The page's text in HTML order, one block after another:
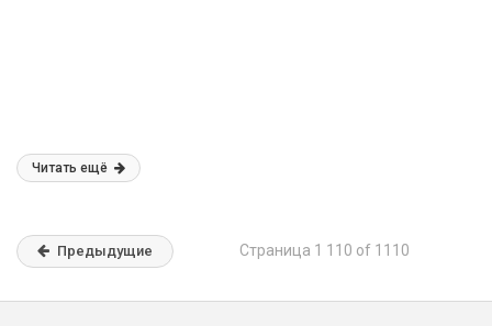
Читать ещё
Предыдущие Страница 1 110 of 1110